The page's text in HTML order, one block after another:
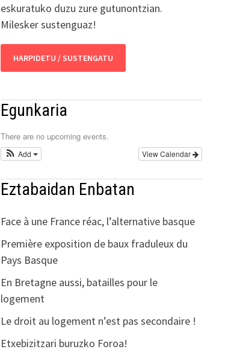
eskuratuko duzu zure gutunontzian.
Milesker sustenguaz!
HARPIDETU / SUSTENGATU
Egunkaria
There are no upcoming events.
View Calendar
Add
Eztabaidan Enbatan
Face à une France réac, l’alternative basque
Première exposition de baux fraduleux du
Pays Basque
En Bretagne aussi, batailles pour le
logement
Le droit au logement n’est pas secondaire !
Etxebizitzari buruzko Foroa!